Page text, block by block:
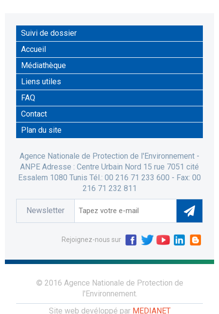
Suivi de dossier
Accueil
Médiathèque
Liens utiles
FAQ
Contact
Plan du site
Agence Nationale de Protection de l'Environnement -
ANPE Adresse : Centre Urbain Nord 15 rue 7051 cité
Essalem 1080 Tunis Tél.: 00 216 71 233 600 - Fax: 00
216 71 232 811
Newsletter
Rejoignez-nous sur
© 2016 Agence Nationale de Protection de
l'Environnement.
Site web devéloppé par MEDIANET